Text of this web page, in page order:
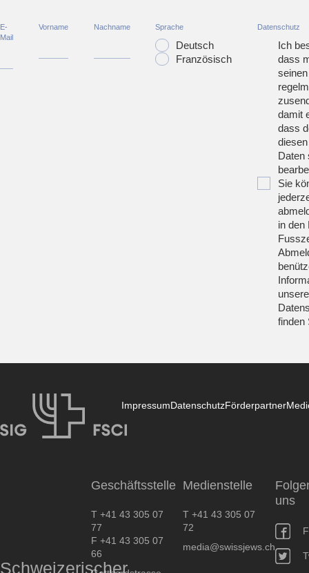
E-
Mail
Vorname Nachname Sprache
Deutsch
Französisch
Datenschutz
Ich
dass
damit
dass
Daten
Sie
in den
finden
ImpressumDatenschutzFörderpartner
Schweizerischer
Geschäftsstelle
T +41 43 305 07
77
F +41 43 305 07
66
Medienstelle
T +41 43 305 07
72
media@swissjews.ch
uns